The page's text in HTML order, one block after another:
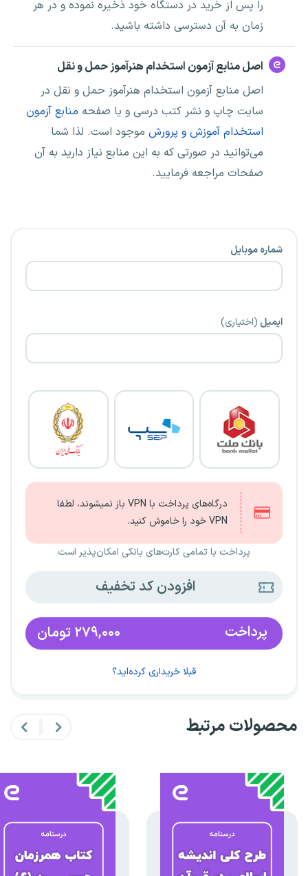
را پس از خرید در دستگاه خود ذخیره نموده و در هر
زمان به آن دسترسی داشته باشید.
اصل منابع آزمون استخدام هنرآموز حمل و نقل
اصل منابع آزمون استخدام هنرآموز حمل و نقل در
سایت چاپ و نشر کتب درسی و یا صفحه منابع آزمون
استخدام آموزش و پرورش موجود است. لذا شما
می‌توانید در صورتی که به این منابع نیاز دارید به آن
صفحات مراجعه فرمایید.
شماره موبایل
ایمیل (اختیاری)
درگاه‌های پرداخت با VPN باز نمیشوند، لطفا
VPN خود را خاموش کنید.
پرداخت با تمامی کارت‌های بانکی امکان‌پذیر است
افزودن کد تخفیف
پرداخت ۲۷۹,۰۰۰ تومان
قبلا خریداری کرده‌اید؟
محصولات مرتبط